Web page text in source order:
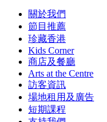
關於我們
節目推薦
珍藏香港
Kids Corner
商店及餐廳
Arts at the Centre
訪客資訊
場地租用及廣告
短期課程